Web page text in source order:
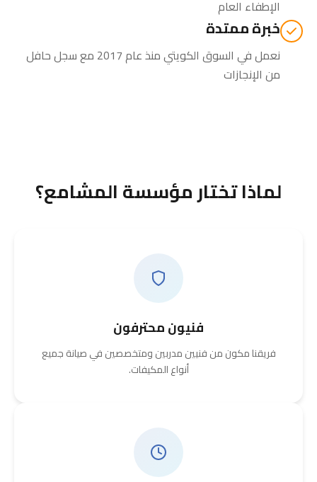
الإطفاء العام
خبرة ممتدة
نعمل في السوق الكويتي منذ عام 2017 مع سجل حافل
من الإنجازات
لماذا تختار مؤسسة المشامع؟
فنيون محترفون
فريقنا مكون من فنيين مدربين ومتخصصين في صيانة جميع
أنواع المكيفات.